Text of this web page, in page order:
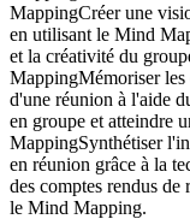
MappingCréer une
en utilisant le Mind
et la créativité du
MappingMémoriser les
d'une réunion à l'aide
en groupe et atteindre
MappingSynthétiser
en réunion grâce à la
des comptes rendus
le Mind Mapping.